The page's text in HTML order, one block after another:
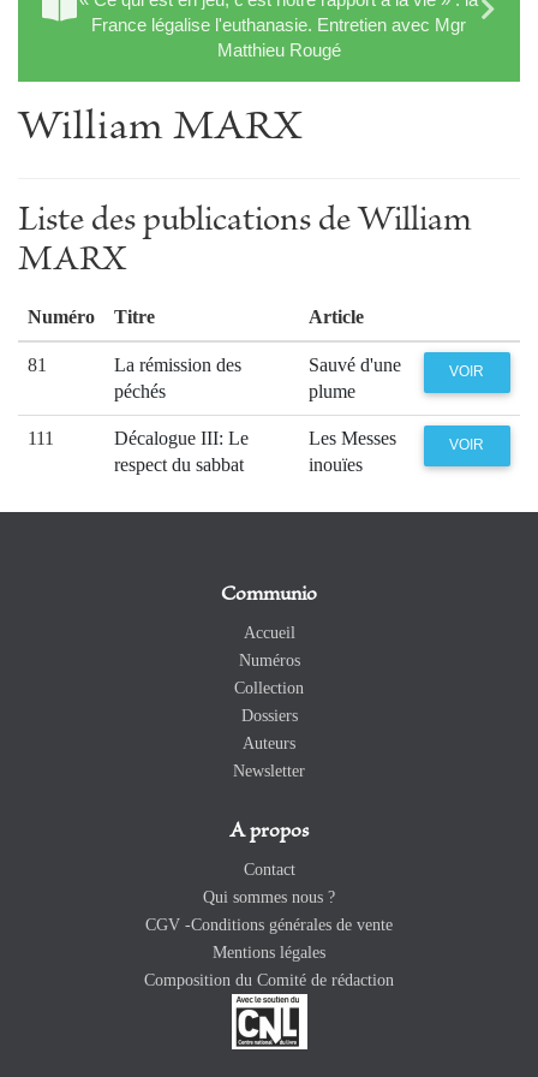
France légalise l'euthanasie. Entretien avec Mgr
Matthieu Rougé
William MARX
Liste des publications de William
MARX
Numéro Titre Article
81
La rémission des
péchés
Sauvé d'une
plume
VOIR
111
Décalogue III: Le
respect du sabbat
Les Messes
inouïes
VOIR
Communio
Accueil
Numéros
Collection
Dossiers
Auteurs
Newsletter
A propos
Contact
Qui sommes nous ?
CGV -Conditions générales de vente
Mentions légales
Composition du Comité de rédaction